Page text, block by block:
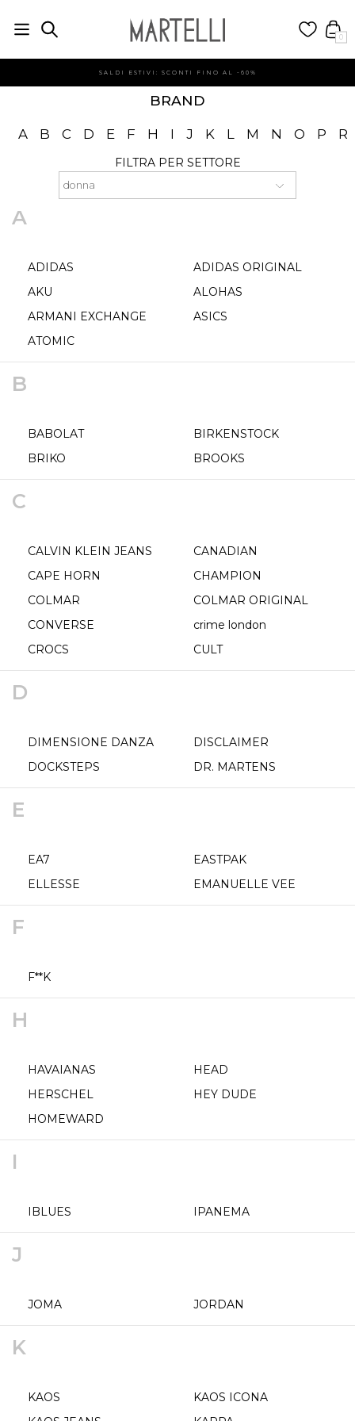
0
SALDI ESTIVI: SCONTI FINO AL -60%
BRAND
A B C D E F H I J K L M N O P R
FILTRA PER SETTORE
A
ADIDAS
ADIDAS ORIGINAL
AKU
ALOHAS
ARMANI EXCHANGE
ASICS
ATOMIC
B
BABOLAT
BIRKENSTOCK
BRIKO
BROOKS
C
CALVIN KLEIN JEANS
CANADIAN
CAPE HORN
CHAMPION
COLMAR
COLMAR ORIGINAL
CONVERSE
crime london
CROCS
CULT
D
DIMENSIONE DANZA
DISCLAIMER
DOCKSTEPS
DR. MARTENS
E
EA7
EASTPAK
ELLESSE
EMANUELLE VEE
F
F**K
H
HAVAIANAS
HEAD
HERSCHEL
HEY DUDE
HOMEWARD
I
IBLUES IPANEMA
J
JOMA JORDAN
K
KAOS
KAOS ICONA